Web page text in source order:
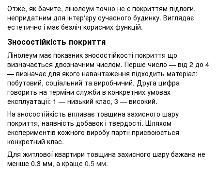
Отже, як бачите, лінолеум точно не є покриттям підлоги,
непридатним для інтер'єру сучасного будинку. Виглядає
естетично і має безліч корисних функцій.
Зносостійкість покриття
Лінолеум має показник зносостійкості покриття що
визначається двозначним числом. Перше число — від 2 до 4
— визначає для якого навантаження підходить матеріал:
побутовий, соціальний та виробничий. Друга цифра
говорить на терміни служби в конкретних умовах
експлуатації: 1 — низький клас, 3 — високий.
На зносостійкість впливає товщина захисного шару
покриття, наявність добавок і твердості. Шляхом
експериментів кожного виробу партії присвоюється
конкретний клас.
Для житлової квартири товщина захисного шару бажана не
менше 0,3 мм, а краще 0,5 мм.